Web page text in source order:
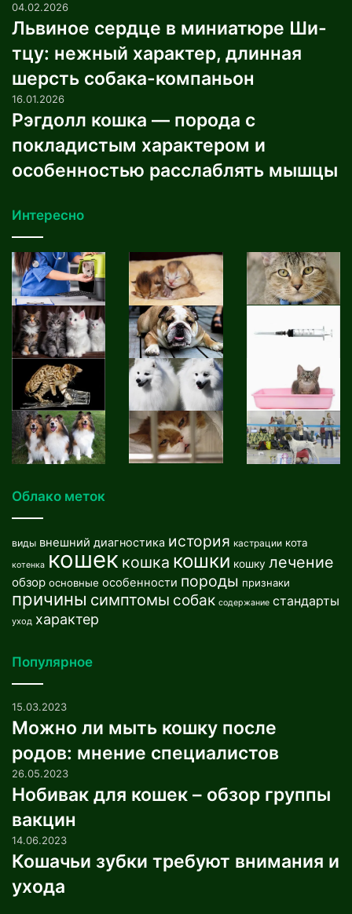
04.02.2026
Львиное сердце в миниатюре Ши-
тцу: нежный характер, длинная
шерсть собака-компаньон
16.01.2026
Рэгдолл кошка — порода с
покладистым характером и
особенностью расслаблять мышцы
Интересно
Облако меток
виды внешний диагностика история кастрации кота
котенка кошек кошка кошки кошку лечение
обзор основные особенности породы признаки
причины симптомы собак содержание стандарты
уход характер
Популярное
15.03.2023
Можно ли мыть кошку после
родов: мнение специалистов
26.05.2023
Нобивак для кошек – обзор группы
вакцин
14.06.2023
Кошачьи зубки требуют внимания и
ухода